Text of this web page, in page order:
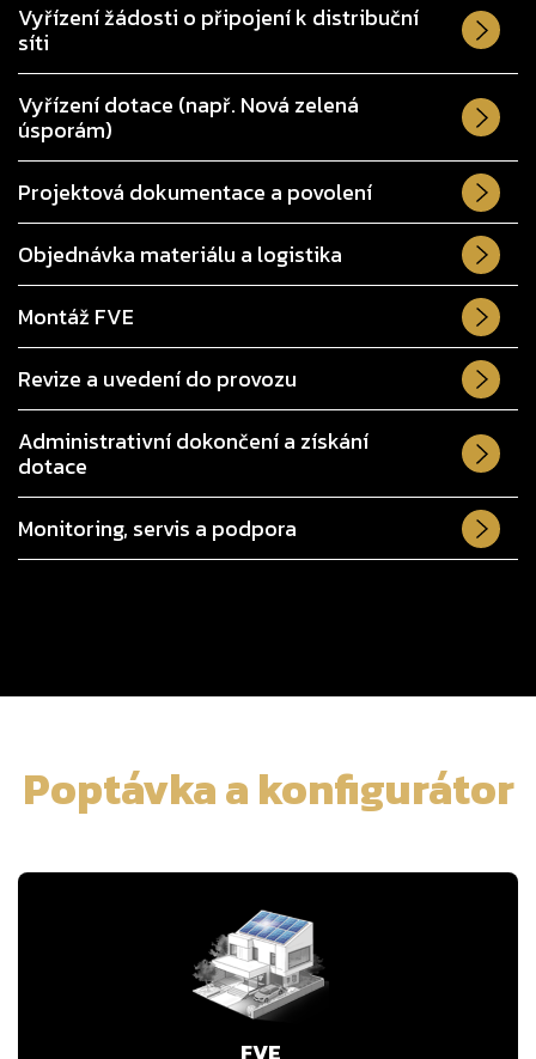
Vyřízení žádosti o připojení k distribuční
síti
Vyřízení dotace (např. Nová zelená
úsporám)
Projektová dokumentace a povolení
Objednávka materiálu a logistika
Montáž FVE
Revize a uvedení do provozu
Administrativní dokončení a získání
dotace
Monitoring, servis a podpora
Poptávka a konfigurátor
FVE